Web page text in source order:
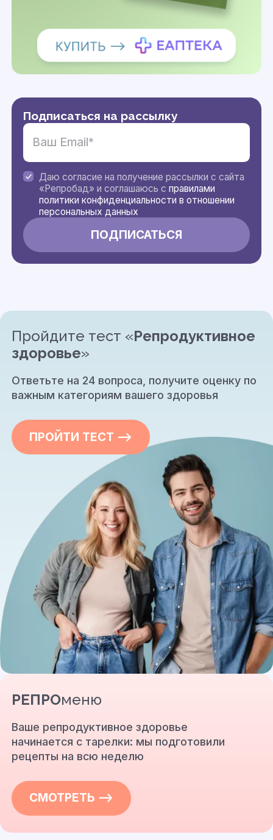
Подписаться на рассылку
Даю согласие на получение рассылки с сайта
«Репробад» и соглашаюсь справилами
политики конфиденциальности в отношении
персональных данных
Пройдите тест «Репродуктивное
здоровье»
Ответьте на 24 вопроса, получите оценку по
важным категориям вашего здоровья
ПРОЙТИ ТЕСТ —>
РЕПРОменю
Ваше репродуктивное здоровье
начинается с тарелки: мы подготовили
рецепты на всю неделю
СМОТРЕТЬ —>